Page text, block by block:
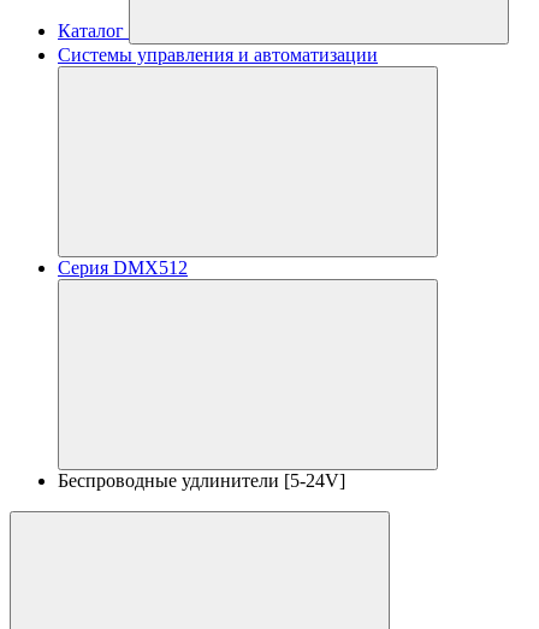
Каталог
Системы управления и автоматизации
Серия DMX512
Беспроводные удлинители [5-24V]